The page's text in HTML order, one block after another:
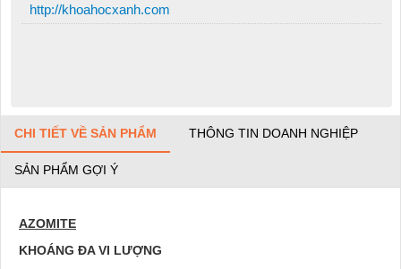
http://khoahocxanh.com
CHI TIẾT VỀ SẢN PHẨM THÔNG TIN DOANH NGHIỆP
SẢN PHẨM GỢI Ý
AZOMITE
KHOÁNG ĐA VI LƯỢNG